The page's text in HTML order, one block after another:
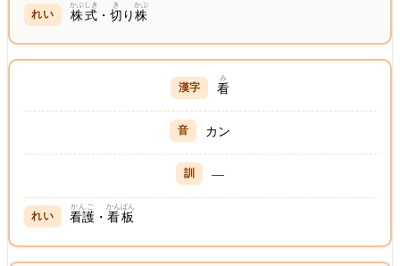
株式
かぶしき
・切
き
り株
かぶ
看
み
カン
—
看護
かんご
・看板
かんばん